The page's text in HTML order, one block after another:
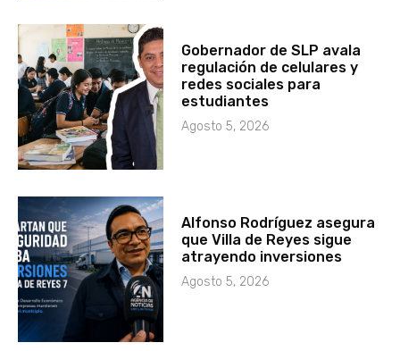
Gobernador de SLP avala
regulación de celulares y
redes sociales para
estudiantes
Agosto 5, 2026
Alfonso Rodríguez asegura
que Villa de Reyes sigue
atrayendo inversiones
Agosto 5, 2026